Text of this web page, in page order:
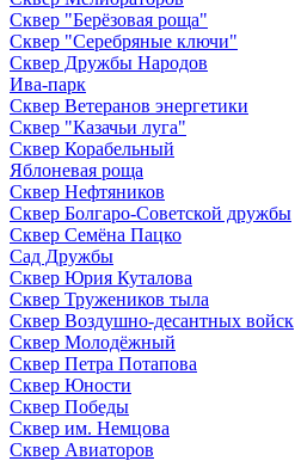
Сквер "Берёзовая роща"
Сквер "Серебряные ключи"
Сквер Дружбы Народов
Ива-парк
Сквер Ветеранов энергетики
Сквер "Казачьи луга"
Сквер Корабельный
Яблоневая роща
Сквер Нефтяников
Сквер Болгаро-Советской дружбы
Сквер Семёна Пацко
Сад Дружбы
Сквер Юрия Куталова
Сквер Тружеников тыла
Сквер Воздушно-десантных войск
Сквер Молодёжный
Сквер Петра Потапова
Сквер Юности
Сквер Победы
Сквер им. Немцова
Сквер Авиаторов